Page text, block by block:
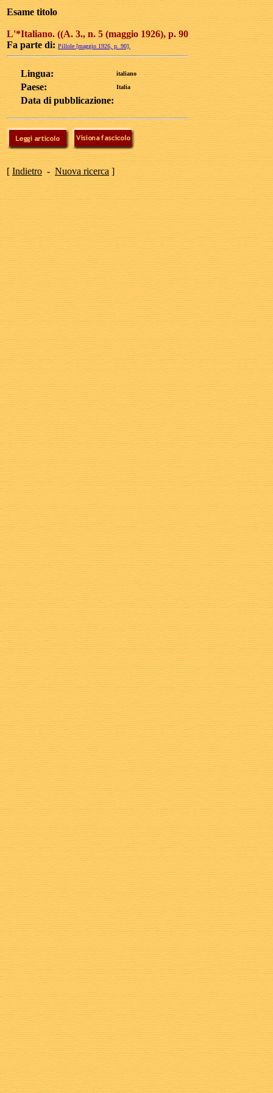
Esame titolo
L'*Italiano. ((A. 3., n. 5 (maggio 1926), p. 90
Fa parte di: Pillole [maggio 1926, p. 90].
Lingua: italiano
Paese: Italia
Data di pubblicazione:
[ Indietro - Nuova ricerca ]